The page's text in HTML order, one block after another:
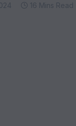
16 Mins Read